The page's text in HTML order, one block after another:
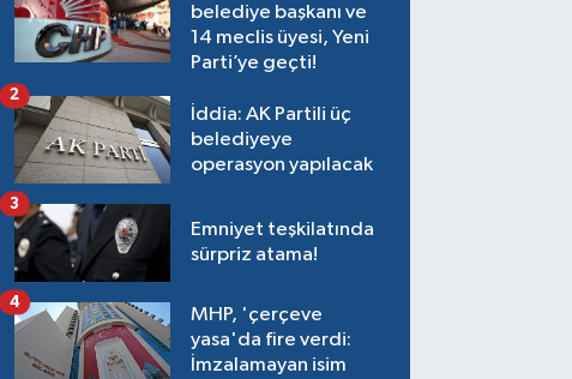
belediye başkanı ve
14 meclis üyesi, Yeni
Parti’ye geçti!
İddia: AK Partili üç
belediyeye
operasyon yapılacak
2
Emniyet teşkilatında
sürpriz atama!
3
MHP, 'çerçeve
yasa'da fire verdi:
İmzalamayan isim
4